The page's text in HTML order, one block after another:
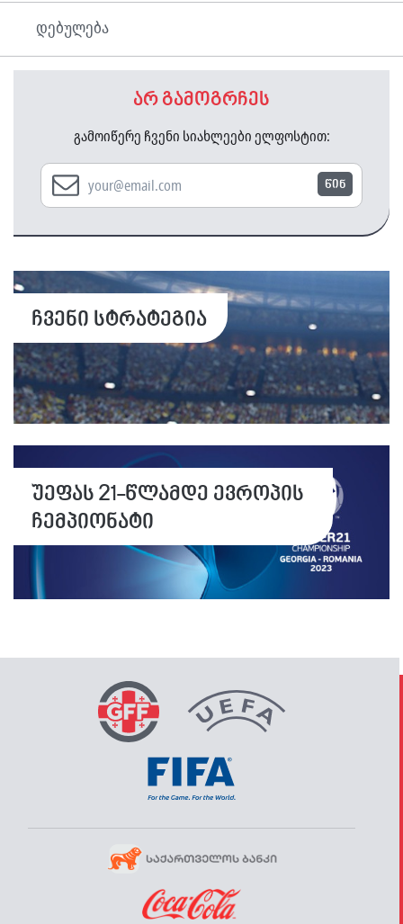
დებულება
არ გამოგრჩეს
გამოიწერე ჩვენი სიახლეები ელფოსტით:
წინ
ჩვენი სტრატეგია
უეფას 21-წლამდე ევროპის
ჩემპიონატი